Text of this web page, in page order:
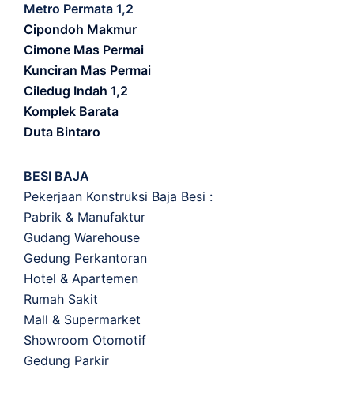
Metro Permata 1,2
Cipondoh Makmur
Cimone Mas Permai
Kunciran Mas Permai
Ciledug Indah 1,2
Komplek Barata
Duta Bintaro
BESI BAJA
Pekerjaan Konstruksi Baja Besi :
Pabrik & Manufaktur
Gudang Warehouse
Gedung Perkantoran
Hotel & Apartemen
Rumah Sakit
Mall & Supermarket
Showroom Otomotif
Gedung Parkir